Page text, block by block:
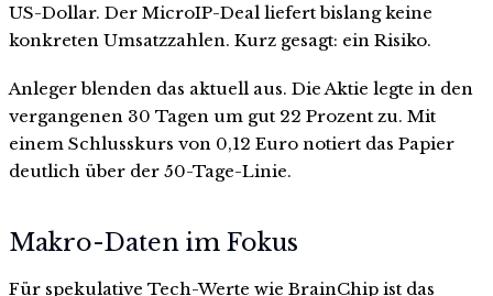
US-Dollar. Der MicroIP-Deal liefert bislang keine
konkreten Umsatzzahlen. Kurz gesagt: ein Risiko.
Anleger blenden das aktuell aus. Die Aktie legte in den
vergangenen 30 Tagen um gut 22 Prozent zu. Mit
einem Schlusskurs von 0,12 Euro notiert das Papier
deutlich über der 50-Tage-Linie.
Makro-Daten im Fokus
Für spekulative Tech-Werte wie BrainChip ist das